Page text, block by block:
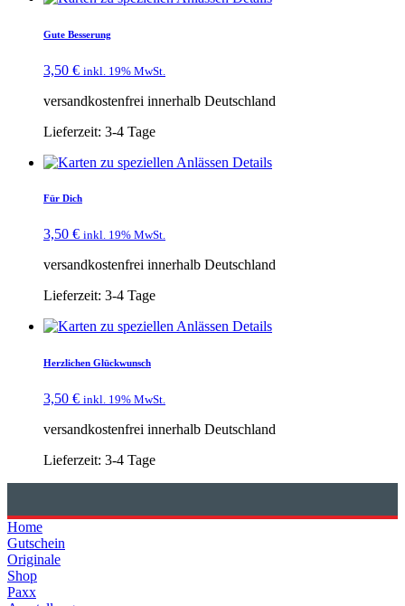
Gute Besserung
3,50 € inkl. 19% MwSt.
versandkostenfrei innerhalb Deutschland
Lieferzeit: 3-4 Tage
Details
Für Dich
3,50 € inkl. 19% MwSt.
versandkostenfrei innerhalb Deutschland
Lieferzeit: 3-4 Tage
Details
Herzlichen Glückwunsch
3,50 € inkl. 19% MwSt.
versandkostenfrei innerhalb Deutschland
Lieferzeit: 3-4 Tage
Home
Gutschein
Originale
Shop
Paxx